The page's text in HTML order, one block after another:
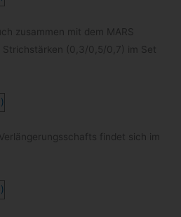
zusam­men mit dem MARS
Strich­stär­ken (0,3/0,5/0,7) im Set
fin­det sich im